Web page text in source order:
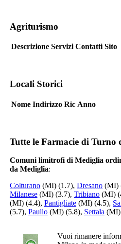
Agriturismo
Descrizione Servizi Contatti Sito
Locali Storici
Nome Indirizzo Ric Anno
Tutte le Farmacie di Turno
Comuni limitrofi di Mediglia
da Mediglia:
Colturano (MI) (1.7), Dresano (MI)
Milanese (MI) (3.7), Tribiano (MI)
(MI) (4.4), Pantigliate (MI) (4.5),
(5.7), Paullo (MI) (5.8), Settala (MI)
Vuoi rimanere